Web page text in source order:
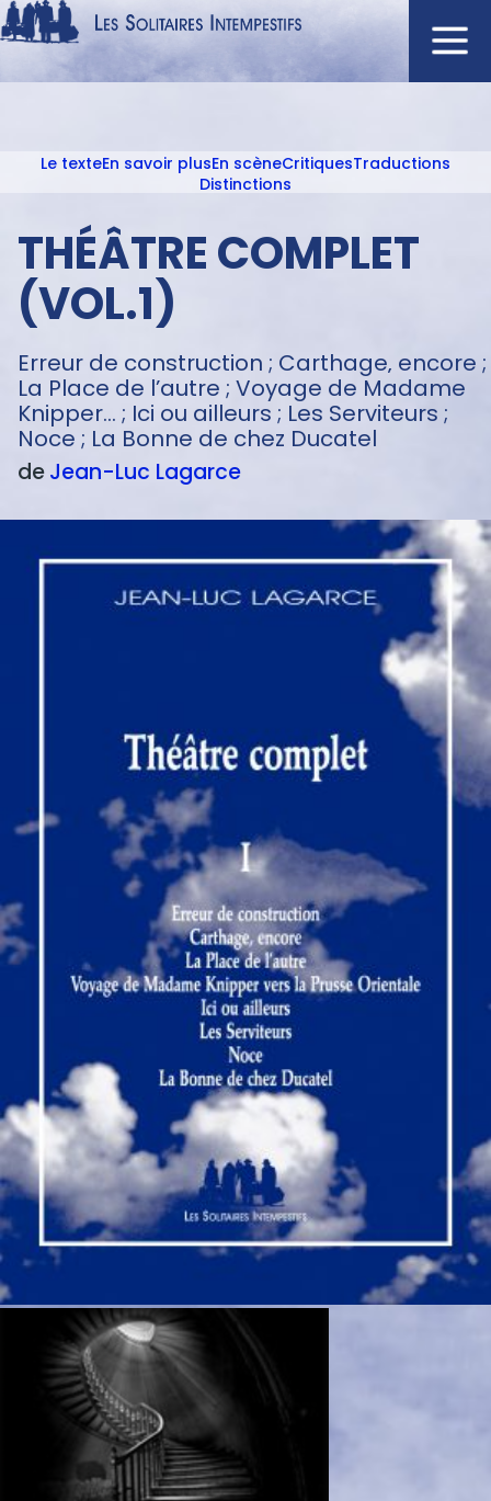
Aller
au
principal
Navigation
ACCUEIL
AUTEURS
À L'AFFICHE
CATALOGUE
DISTINCTIONS
CRITIQUES
PODCASTS
Le texteEn savoir plusEn scèneCritiquesTraductions
Distinctions
THÉÂTRE COMPLET
(VOL.1)
Erreur de construction ; Carthage‚ encore ;
La Place de l’autre ; Voyage de Madame
Knipper... ; Ici ou ailleurs ; Les Serviteurs ;
Noce ; La Bonne de chez Ducatel
deJean-Luc Lagarce